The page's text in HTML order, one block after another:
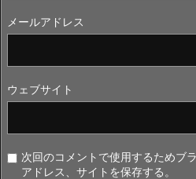
メールアドレス
ウェブサイト
次回のコメントで使用するためブ
アドレス、サイトを保存する。